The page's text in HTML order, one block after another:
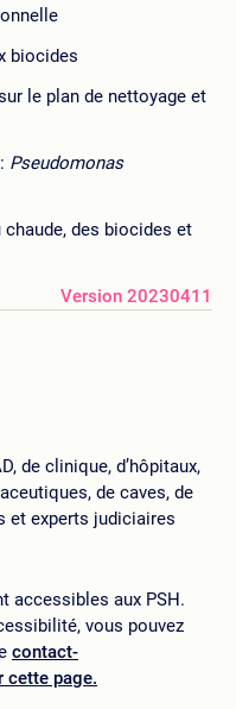
biocides
le plan de nettoyage et
Pseudomonas
chaude, des biocides et
Version 20230411
de clinique, d’hôpitaux,
de caves, de
et experts judiciaires
accessibles aux PSH.
vous pouvez
contact-
cette page.